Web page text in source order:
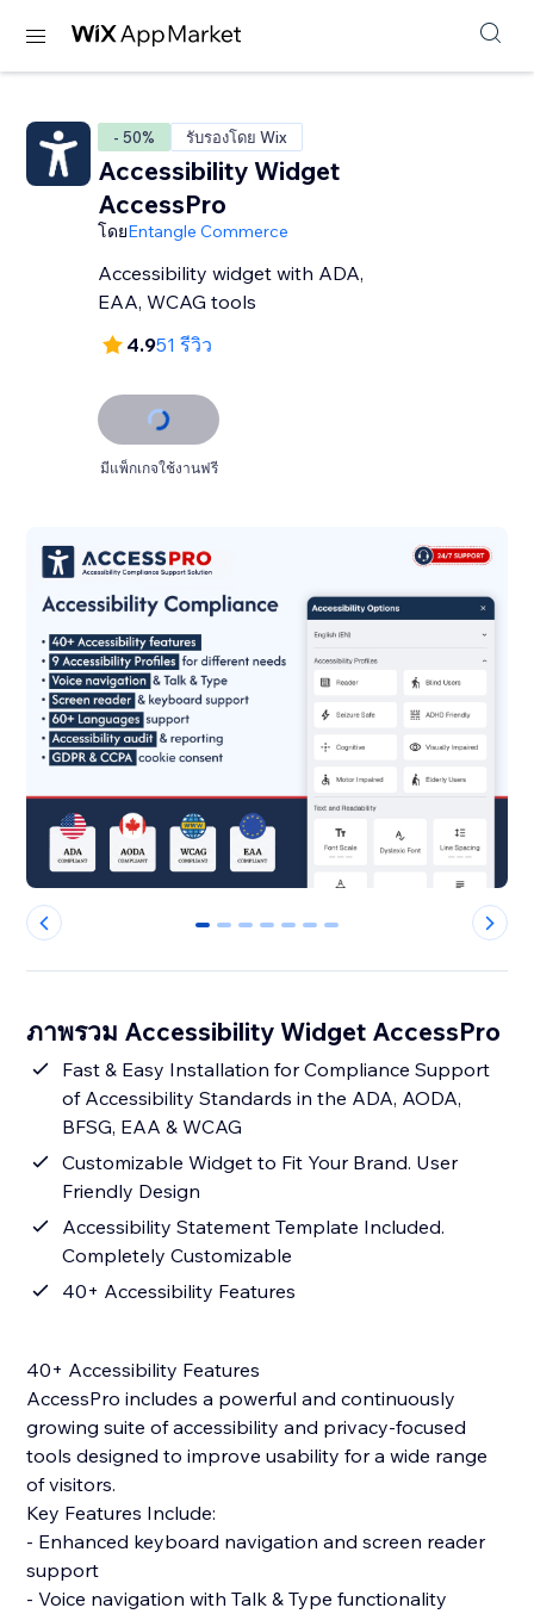
- 50% รับรองโดย Wix
Accessibility Widget
AccessPro
โดยEntangle Commerce
Accessibility widget with ADA,
EAA, WCAG tools
4.951 รีวิว
มีแพ็กเกจใช้งานฟรี
0 1 2 3 4 5 6
ภาพรวม Accessibility Widget AccessPro
Fast & Easy Installation for Compliance Support
of Accessibility Standards in the ADA, AODA,
BFSG, EAA & WCAG
Customizable Widget to Fit Your Brand. User
Friendly Design
Accessibility Statement Template Included.
Completely Customizable
40+ Accessibility Features
40+ Accessibility Features
AccessPro includes a powerful and continuously
growing suite of accessibility and privacy-focused
tools designed to improve usability for a wide range
of visitors.
Key Features Include:
- Enhanced keyboard navigation and screen reader
support
- Voice navigation with Talk & Type functionality